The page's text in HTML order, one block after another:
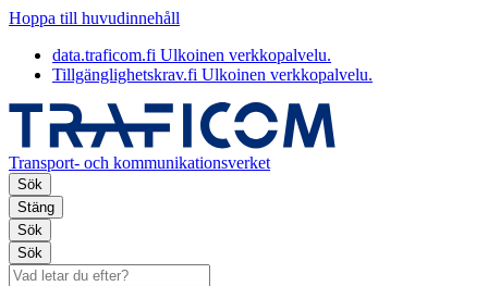
Hoppa till huvudinnehåll
data.traficom.fi Ulkoinen verkkopalvelu.
Tillgänglighetskrav.fi Ulkoinen verkkopalvelu.
Transport- och kommunikationsverket
Sök
Stäng
Sök
Sök